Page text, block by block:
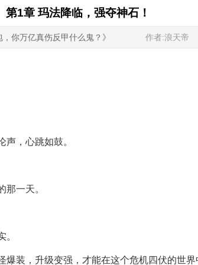
第1章 玛法降临，强夺神石！
，你万亿真伤反甲什么鬼？》 作者:浪天帝
，心跳如鼓。
一天。
。
装，升级变强，才能在这个危机四伏的世界